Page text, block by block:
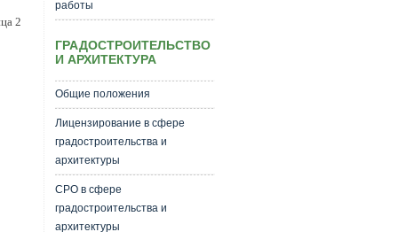
2
работы
ГРАДОСТРОИТЕЛЬСТВО
И АРХИТЕКТУРА
Общие положения
Лицензирование в сфере
градостроительства и
архитектуры
СРО в сфере
градостроительства и
архитектуры